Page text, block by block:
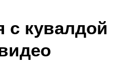
с кувалдой